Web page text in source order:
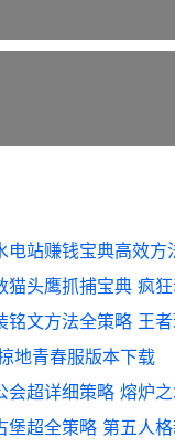
铭文方法全策略 王
地青春服版本下载
会超详细策略 熔炉
堡超全策略 第五人